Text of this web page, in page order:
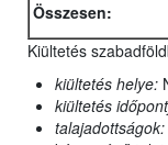
Összesen:
Kiültetés
kiültetés helye:
kiültetés
talajadottságok: